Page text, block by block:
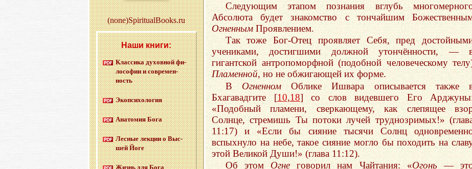
Следующим этапом познания вглубь
Абсолюта будет знакомство с тончайшим
ОгненнымПроявлением.
Так тоже Бог-Отец проявляет Себя, пред
учениками, достигшими должной утончённости, —
гигантской антропоморфной (подобной человеческому
Пламенной, но не обжигающей их форме.
В ОгненномОблике Ишвара описывается также
Бхагавадгите [10,18] со слов видевшего Его
«Подобный пламени, сверкающему, как слепящее
Солнце, стремишь Ты потоки лучей труднозримых!»
11:17) и «Если бы сияние тысячи Солнц
вспыхнуло на небе, такое сияние могло бы походить на
этой Великой Души!» (глава 11:12).
Об этомОгнеговорил нам Чайтания: «Огонь—
(none)SpiritualBooks.ru
Наши книги:
Клас­си­ка ду­хов­ной фи­
ло­со­фии и со­вре­мен­
ность
Эко­пси­хо­ло­гия
Ана­то­мия Бога
Лес­ные лек­ции о Выс­
шей Йоге
Жизнь для Бога